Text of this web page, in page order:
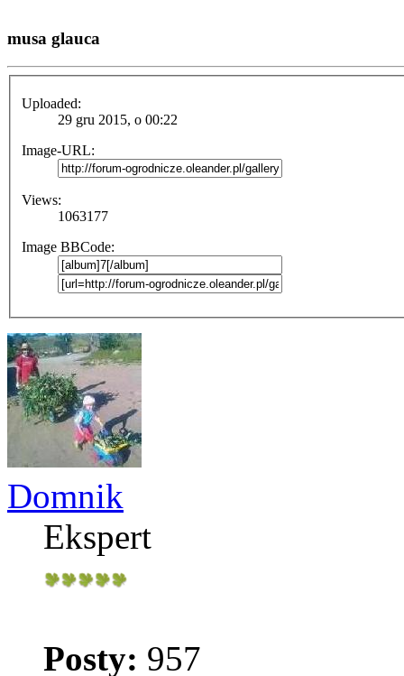
musa glauca
Uploaded:
29 gru 2015, o 00:22
Image-URL:
Views:
1063177
Image BBCode:
Domnik
Ekspert
Posty: 957